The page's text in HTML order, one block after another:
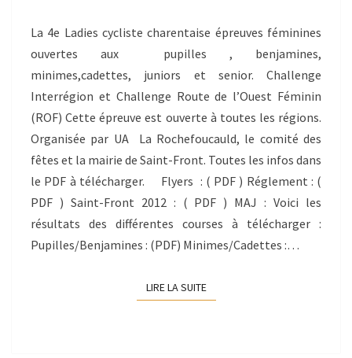
La 4e Ladies cycliste charentaise épreuves féminines
ouvertes aux pupilles , benjamines,
minimes,cadettes, juniors et senior. Challenge
Interrégion et Challenge Route de l’Ouest Féminin
(ROF) Cette épreuve est ouverte à toutes les régions.
Organisée par UA La Rochefoucauld, le comité des
fêtes et la mairie de Saint-Front. Toutes les infos dans
le PDF à télécharger. Flyers : ( PDF ) Réglement : (
PDF ) Saint-Front 2012 : ( PDF ) MAJ : Voici les
résultats des différentes courses à télécharger :
Pupilles/Benjamines : (PDF) Minimes/Cadettes :…
LIRE LA SUITELIRE LA SUITE